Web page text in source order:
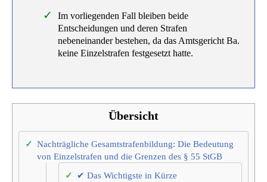
Im vorliegenden Fall bleiben beide
Entscheidungen und deren Strafen
nebeneinander bestehen, da das Amtsgericht Ba.
keine Einzelstrafen festgesetzt hatte.
Übersicht
Nachträgliche Gesamtstrafenbildung: Die Bedeutung
von Einzelstrafen und die Grenzen des § 55 StGB
✔ Das Wichtigste in Kürze